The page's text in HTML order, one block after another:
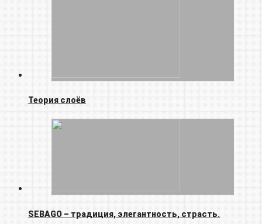
Теория слоёв
SEBAGO – традиция, элегантность, страсть.